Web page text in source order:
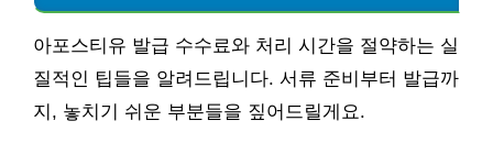
아포스티유 발급 수수료와 처리 시간을 절약하는 실
질적인 팁들을 알려드립니다. 서류 준비부터 발급까
지, 놓치기 쉬운 부분들을 짚어드릴게요.